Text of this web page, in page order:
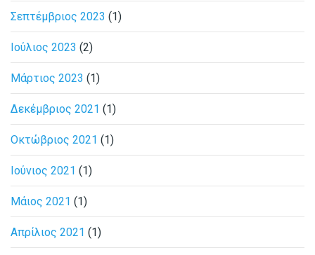
Σεπτέμβριος 2023 (1)
Ιούλιος 2023 (2)
Μάρτιος 2023 (1)
Δεκέμβριος 2021 (1)
Οκτώβριος 2021 (1)
Ιούνιος 2021 (1)
Μάιος 2021 (1)
Απρίλιος 2021 (1)